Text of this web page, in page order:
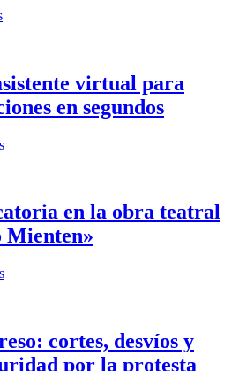
virtual para
en segundos
en la obra teatral
Mienten»
cortes, desvíos y
por la protesta